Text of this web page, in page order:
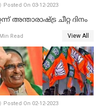
Posted On 03-12-2023
അന്താരാഷ്ട്ര ചീറ്റ ദിനം
Read View All
Posted On 02-12-2023